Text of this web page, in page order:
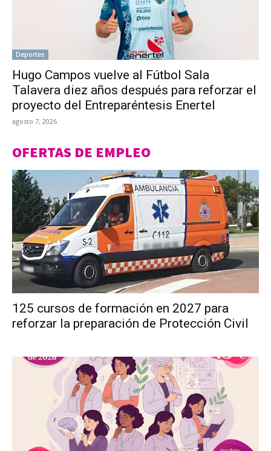
Deportes
Hugo Campos vuelve al Fútbol Sala
Talavera diez años después para reforzar el
proyecto del Entreparéntesis Enertel
agosto 7, 2026
OFERTAS DE EMPLEO
125 cursos de formación en 2027 para
reforzar la preparación de Protección Civil